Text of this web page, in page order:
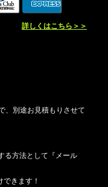
詳しくはこちら＞＞
、別途お見積もりさせて
る方法として『メール
できます！